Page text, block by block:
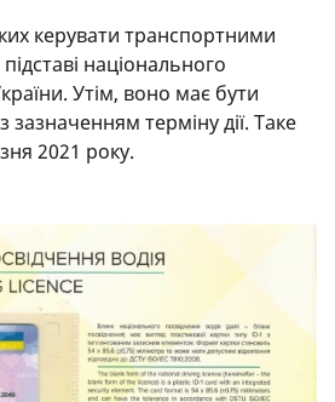
Болгарія, Боснія і
Ватикан, Велика Британія,
Гаяна, Гана, Греція, Грузія,
Республіка Конго, Еквадор,
Ізраїль, Індонезія, Ірак, Іран,
Верде, Казахстан, Катар,
Ліберія, Люксембург,
Мексика, Молдова, Монако,
Нігер, Нігерія, Німеччина,
ПАР, Перу, Польща,
Корея, Російська
Сан-Марино, Саудівська
керувати транспортними
національного
Утім, воно має бути
зазначенням терміну дії. Таке
2021 року.